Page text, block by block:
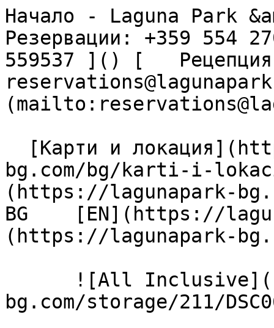
Начало - Laguna Park
Резервации: +359 554
559537 ]() [
bg.com/bg/karti-i-
(https://lagunapark-
BG    [EN](https://
(https://lagunapark-
bg.com/storage/211/